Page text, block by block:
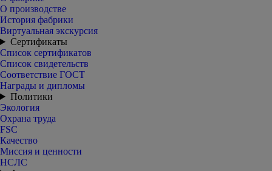
О производстве
История фабрики
Виртуальная экскурсия
Сертификаты
Список сертификатов
Список свидетельств
Соответствие ГОСТ
Награды и дипломы
Политики
Экология
Охрана труда
FSC
Качество
Миссия и ценности
НСЛС